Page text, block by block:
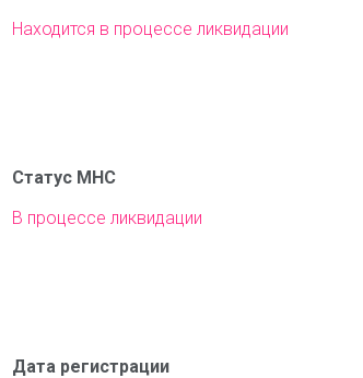
Находится в процессе ликвидации
Статус МНС
В процессе ликвидации
Дата регистрации